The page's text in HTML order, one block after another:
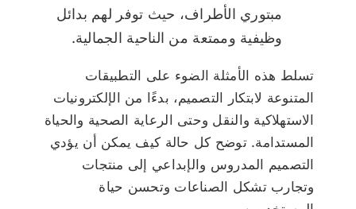
مبتوري الأطراف، حيث توفر لهم بدائل
وظيفية وممتعة من الناحية الجمالية.
تسلط هذه الأمثلة الضوء على التطبيقات
المتنوعة لابتكار التصميم، بدءًا من الإلكترونيات
الاستهلاكية والنقل وحتى الرعاية الصحية والحياة
المستدامة. توضح كل حالة كيف يمكن أن يؤدي
التصميم المدروس والإبداعي إلى منتجات
وتجارب تشكل الصناعات وتحسن حياة